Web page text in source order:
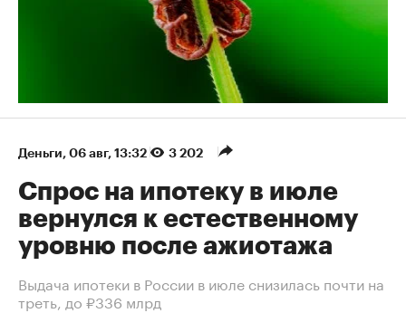
Деньги⁠, 06 авг, 13:32 3 202
Спрос на ипотеку в июле
вернулся к естественному
уровню после ажиотажа
Выдача ипотеки в России в июле снизилась почти на
треть, до ₽336 млрд